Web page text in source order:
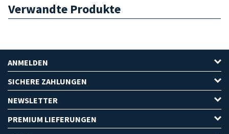
Verwandte Produkte
ANMELDEN
SICHERE ZAHLUNGEN
NEWSLETTER
PREMIUM LIEFERUNGEN